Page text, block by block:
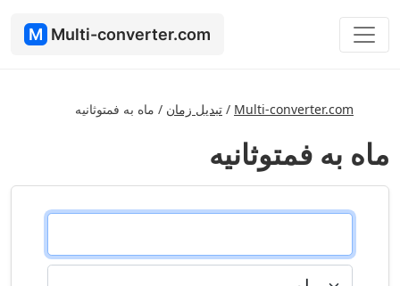
M Multi-converter.com
Multi-converter.com
/ تبدیل زمان / ماه به فمتوثانیه
ماه به فمتوثانیه